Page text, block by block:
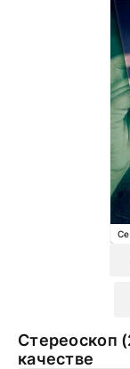
Стереоскоп (2020) смотреть в хорошем
качестве